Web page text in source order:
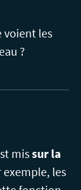
voient les
?
missur la
exemple, les